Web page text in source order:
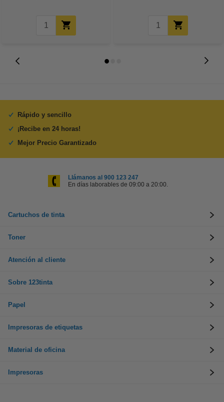
Rápido y sencillo
¡Recibe en 24 horas!
Mejor Precio Garantizado
Llámanos al 900 123 247
En días laborables de 09:00 a 20:00.
Cartuchos de tinta
Toner
Atención al cliente
Sobre 123tinta
Papel
Impresoras de etiquetas
Material de oficina
Impresoras